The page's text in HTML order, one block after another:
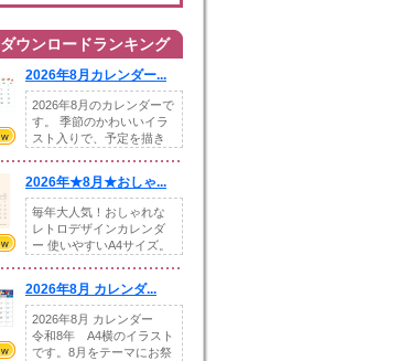
ダウンロードランキング
2026年8月カレンダー...
2026年8月のカレンダーで
す。 季節のかわいいイラ
スト入りで、予定を描き
2026年★8月★おしゃ...
毎年大人気！おしゃれな
レトロデザインカレンダ
ー 使いやすいA4サイズ。
2026年8月 カレンダ...
2026年8月 カレンダー
令和8年 A4横のイラスト
です。8月をテーマにお祭